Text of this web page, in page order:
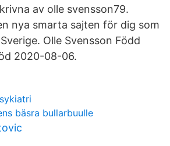
av olle svensson79.
nya smarta sajten för dig som
Olle Svensson Född
2020-08-06.
bäsra bullarbuulle